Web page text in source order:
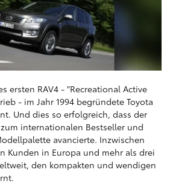
ersten RAV4 - "Recreational Active
- im Jahr 1994 begründete Toyota
Und dies so erfolgreich, dass der
internationalen Bestseller und
avancierte. Inzwischen
Kunden in Europa und mehr als drei
den kompakten und wendigen